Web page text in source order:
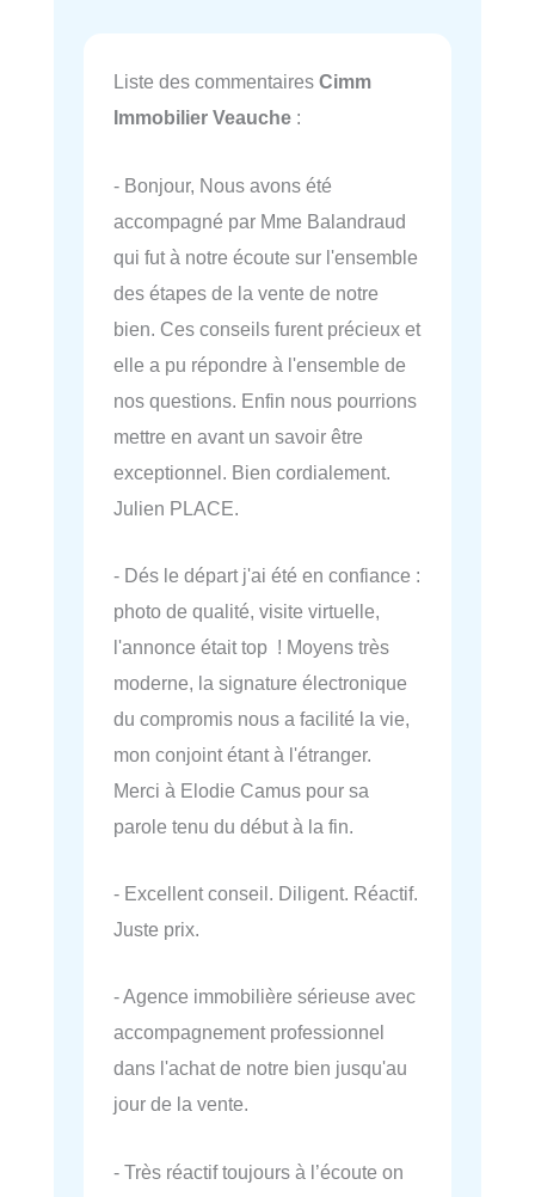
Liste des commentaires Cimm
Immobilier Veauche :
- Bonjour, Nous avons été
accompagné par Mme Balandraud
qui fut à notre écoute sur l'ensemble
des étapes de la vente de notre
bien. Ces conseils furent précieux et
elle a pu répondre à l'ensemble de
nos questions. Enfin nous pourrions
mettre en avant un savoir être
exceptionnel. Bien cordialement.
Julien PLACE.
- Dés le départ j'ai été en confiance :
photo de qualité, visite virtuelle,
l'annonce était top ! Moyens très
moderne, la signature électronique
du compromis nous a facilité la vie,
mon conjoint étant à l'étranger.
Merci à Elodie Camus pour sa
parole tenu du début à la fin.
- Excellent conseil. Diligent. Réactif.
Juste prix.
- Agence immobilière sérieuse avec
accompagnement professionnel
dans l'achat de notre bien jusqu'au
jour de la vente.
- Très réactif toujours à l’écoute on